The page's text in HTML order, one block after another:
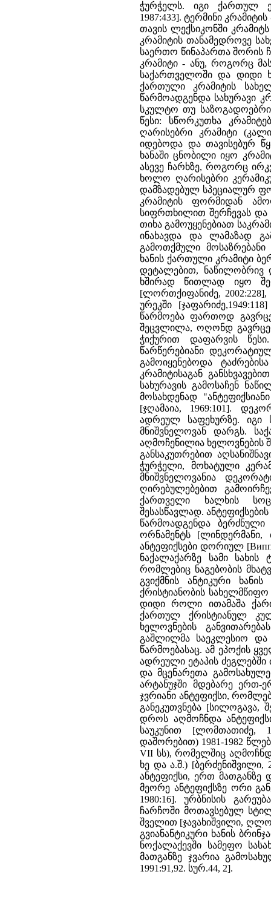
ჭურჭელს. იგი ქართულ
1987:433]. ტერმინი
თავის ლექსიკონში
კრამიტის თანამედროვე
საერთო წინაპართა შორის
კრამიტი - ანუ, როგორც
საქართველოში და დიდი
ქართული კრამიტის
წარმოადგენდა სახურავი
სკულტო თუ
წესი: სწორკუთხა
ღარისებრი კრამიტი
იდებოდა და თავისებურ
ხანაში ცნობილი იყო
ასევე ჩარხზე, როგორც
ხოლო ღარისებრი
დამზადებულ სპეციალურ
კრამიტის ფორმიდან
სიფრთხილით შერჩევას და
თიხა გამოუყენებიათ
ინახავდა და ლამაზად
გამოთქმული მოსაზრებანი
ხანის ქართული კრამიტი
დეტალებით, ნაწილობრივ
ხშირად წითლად იყო
[ლორთქიფანიძე, 2002:228],
ურეკში
წარმოება ფართოდ
შეცვლილა, ოღონდ
ჭიქურით დაფარვის
წარწერებიანი
გამოიყენებოდა
კრამიტისაგან
სახურავის გამოსაჩენ
მოსახდენად
[ჯღამაია, 1969:101].
ადრეულ საფეხურზე. იგი
მნიშვნელოვან დარგს.
აღმოჩენილია ხელოვნების
განსაკუთრებით
ჭურჭელი, მოხატული
მნიშვნელოვანია
ღირებულებებით
ქართველი ხალხის
შესასწავლად.
წარმოადგენდა ბერძნული
ორნამენტს [ლინდერმანი,
ანტეფიქსები დორიულ
ნაქალაქარზე სამი სახის
რომლებიც ნაგებობის
გვიქმნის ანტიკური
ქრისტიანობის
დიდი როლი ითამაშა
ქართულ ქრისტიანულ
ხელოვნების
გაშლილმა საეკლესიო და
წარმოებასაც. ამ ეპოქის
ადრეული ეტაპის
და მცენარეთა
არტანუჯში მდებარე ერთ-
ჯვრიანი ანტეფიქსი,
განეკუთვნება [სილოგავა,
დროს აღმოჩნდა
საუკუნით [ლომთათიძე,
დაშორებით) 1981-1982
VII სს), რომელშიც
ხე და ა.შ.) [ბერძენიშვილი,
ანტეფიქსი, ერთ
მეორე ანტეფიქსზე ორი
1980:16]. ურბნისის
ჩარჩოში მოთავსებულ
შველით [ჯავახიშვილი,
გვიანანტიკური ხანის
ნოქალაქევში სამეფო
მათგანზე ჯვარია
1991:91,92. სურ.44, 2].